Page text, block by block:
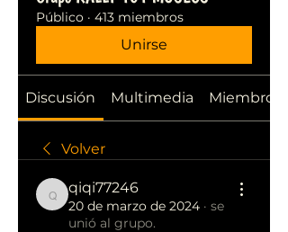
Público · 413 miembros
Unirse
Discusión Multimedia Miembros
Volver
qiqi77246
qiqi77246
20 de marzo de 2024 · se
unió al grupo.